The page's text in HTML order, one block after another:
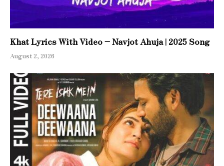
Khat Lyrics With Video – Navjot Ahuja | 2025 Song
August 2, 2026